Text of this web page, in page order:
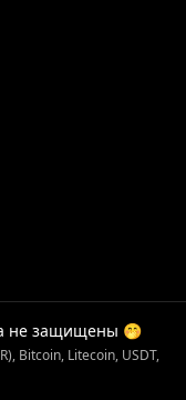
не защищены 🤭
Bitcoin, Litecoin, USDT,